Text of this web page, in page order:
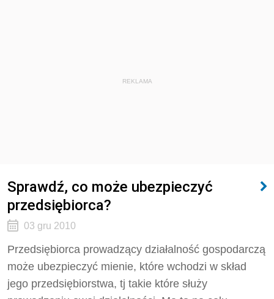
REKLAMA
Sprawdź, co może ubezpieczyć
przedsiębiorca?
03 gru 2010
Przedsiębiorca prowadzący działalność gospodarczą
może ubezpieczyć mienie, które wchodzi w skład
jego przedsiębiorstwa, tj takie które służy